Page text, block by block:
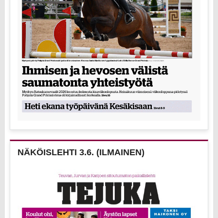
NÄKÖISLEHTI 3.6. (ILMAINEN)